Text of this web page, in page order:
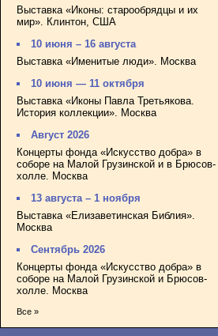
Выставка «Иконы: старообрядцы и их
мир». Клинтон, США
10 июня – 16 августа
Выставка «Именитые люди». Москва
10 июня — 11 октября
Выставка «Иконы Павла Третьякова.
История коллекции». Москва
Август 2026
Концерты фонда «Искусство добра» в
соборе на Малой Грузинской и в Брюсов-
холле. Москва
13 августа – 1 ноября
Выставка «Елизаветинская Библия».
Москва
Сентябрь 2026
Концерты фонда «Искусство добра» в
соборе на Малой Грузинской и Брюсов-
холле. Москва
Все »